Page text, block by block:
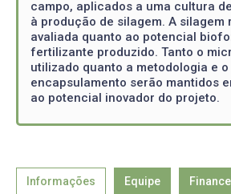
campo, aplicados a uma cultura
à produção de silagem. A silagem
avaliada quanto ao potencial
fertilizante produzido. Tanto o
utilizado quanto a metodologia e
encapsulamento serão mantidos
ao potencial inovador do projeto.
Informações Equipe